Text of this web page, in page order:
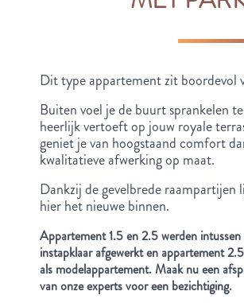
Dit type appartement zit boordevol
Buiten voel je de buurt sprankelen
heerlijk vertoeft op jouw royale
geniet je van hoogstaand comfort
kwalitatieve afwerking op maat.
Dankzij de gevelbrede raampartijen
hier het nieuwe binnen.
Appartement 1.5 en 2.5 werden intussen
instapklaar afgewerkt en appartement
als modelappartement. Maak nu een
van onze experts voor een bezichtiging.